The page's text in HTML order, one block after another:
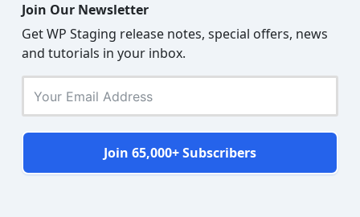
Join Our Newsletter
Get WP Staging release notes, special offers, news
and tutorials in your inbox.
Join 65,000+ Subscribers